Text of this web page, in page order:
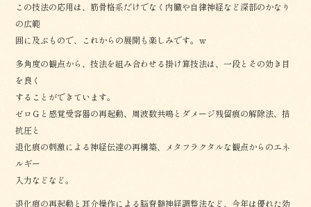
この技法の応用は、筋骨格系だけでなく内臓や自律神経など深部のかなり
の広範
囲に及ぶもので、これからの展開も楽しみです。ｗ
多角度の観点から、技法を組み合わせる掛け算技法は、一段とその効き目
を良く
することができています。
ゼロＧと感覚受容器の再起動、周波数共鳴とダメージ残留痕の解除法、拮
抗圧と
退化痕の刺激による神経伝達の再構築、メタフラクタルな観点からのエネ
ルギー
入力などなど。
退化痕の再起動と耳介操作による脳脊髄神経調整法など、今年は優れた効